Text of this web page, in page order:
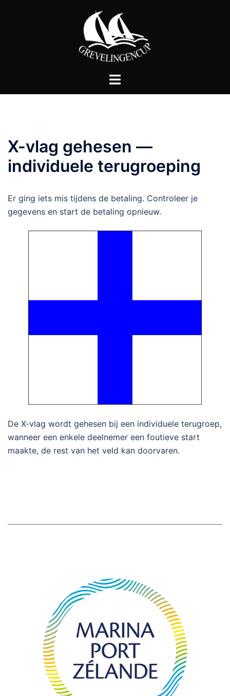
Toggle
X-vlag gehesen —
individuele terugroeping
Er ging iets mis tijdens de betaling. Controleer je
gegevens en start de betaling opnieuw.
De X-vlag wordt gehesen bij een individuele terugroep,
wanneer een enkele deelnemer een foutieve start
maakte, de rest van het veld kan doorvaren.